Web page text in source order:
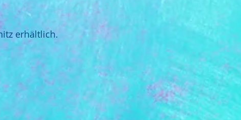
erhältlich.